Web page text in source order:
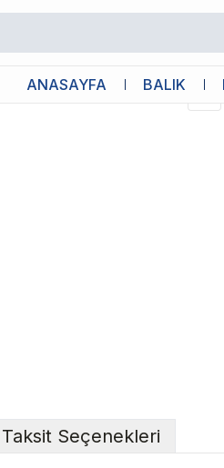
ANASAYFA BALIK
Taksit Seçenekleri